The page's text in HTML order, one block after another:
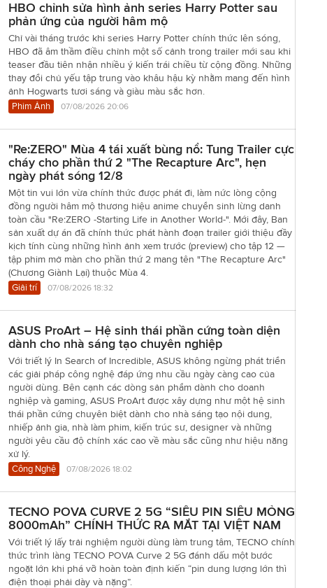
HBO chỉnh sửa hình ảnh series Harry Potter sau
phản ứng của người hâm mộ
Chỉ vài tháng trước khi series Harry Potter chính thức lên sóng,
HBO đã âm thầm điều chỉnh một số cảnh trong trailer mới sau khi
teaser đầu tiên nhận nhiều ý kiến trái chiều từ cộng đồng. Những
thay đổi chủ yếu tập trung vào khâu hậu kỳ nhằm mang đến hình
ảnh Hogwarts tươi sáng và giàu màu sắc hơn.
Phim Ảnh
07/08/2026 20:06
"Re:ZERO" Mùa 4 tái xuất bùng nổ: Tung Trailer cực
cháy cho phần thứ 2 "The Recapture Arc", hẹn
ngày phát sóng 12/8
Một tin vui lớn vừa chính thức được phát đi, làm nức lòng cộng
đồng người hâm mộ thương hiệu anime chuyển sinh lừng danh
toàn cầu "Re:ZERO -Starting Life in Another World-". Mới đây, Ban
sản xuất dự án đã chính thức phát hành đoạn trailer giới thiệu đầy
kịch tính cùng những hình ảnh xem trước (preview) cho tập 12 —
tập phim mở màn cho phần thứ 2 mang tên "The Recapture Arc"
(Chương Giành Lại) thuộc Mùa 4.
Giải trí
07/08/2026 18:32
ASUS ProArt – Hệ sinh thái phần cứng toàn diện
dành cho nhà sáng tạo chuyên nghiệp
Với triết lý In Search of Incredible, ASUS không ngừng phát triển
các giải pháp công nghệ đáp ứng nhu cầu ngày càng cao của
người dùng. Bên cạnh các dòng sản phẩm dành cho doanh
nghiệp và gaming, ASUS ProArt được xây dựng như một hệ sinh
thái phần cứng chuyên biệt dành cho nhà sáng tạo nội dung,
nhiếp ảnh gia, nhà làm phim, kiến trúc sư, designer và những
người yêu cầu độ chính xác cao về màu sắc cũng như hiệu năng
xử lý.
Công Nghệ
07/08/2026 18:02
TECNO POVA CURVE 2 5G “SIÊU PIN SIÊU MỎNG
8000mAh” CHÍNH THỨC RA MẮT TẠI VIỆT NAM
Với triết lý lấy trải nghiệm người dùng làm trung tâm, TECNO chính
thức trình làng TECNO POVA Curve 2 5G đánh dấu một bước
ngoặt lớn khi phá vỡ hoàn toàn định kiến “pin dung lượng lớn thì
điện thoại phải dày và nặng”.